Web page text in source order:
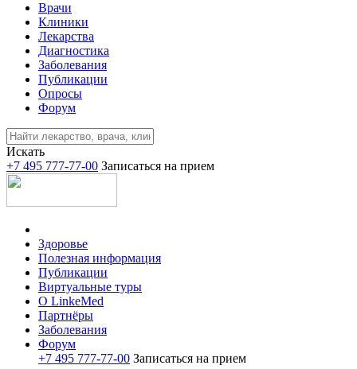
Врачи
Клиники
Лекарства
Диагностика
Заболевания
Публикации
Опросы
Форум
Искать
+7 495 777-77-00 Записаться на прием
Здоровье
Полезная информация
Публикации
Виртуальные туры
О LinkeMed
Партнёры
Заболевания
Форум
+7 495 777-77-00 Записаться на прием